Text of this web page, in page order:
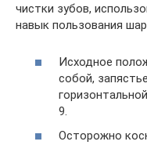
чистки зубов,
навык пользования
Исходное
собой,
9.
Осторожно